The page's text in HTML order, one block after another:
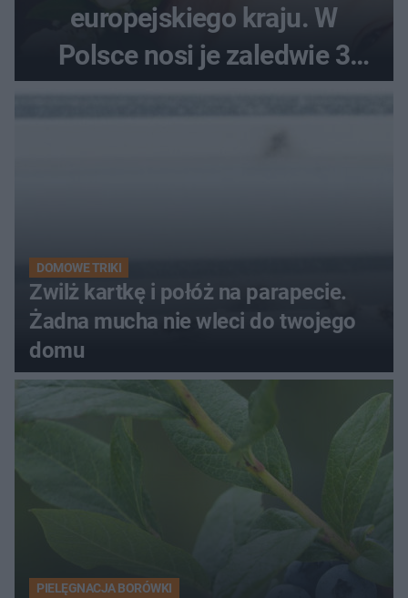
europejskiego kraju. W
Polsce nosi je zaledwie 3
kobiety
DOMOWE TRIKI
Zwilż kartkę i połóż na parapecie.
Żadna mucha nie wleci do twojego
domu
PIELĘGNACJA BORÓWKI